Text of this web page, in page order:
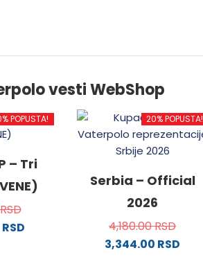
vesti WebShop
POPUSTA!
– Tri
RSD
RSD
20% POPUSTA!
Serbia – Official
2026
4,180.00RSD
3,344.00 RSD